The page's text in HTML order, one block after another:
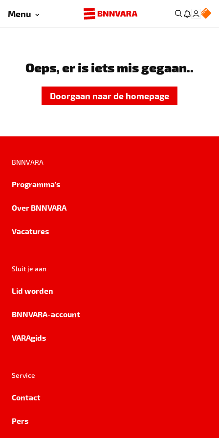
Menu
Oeps, er is iets mis gegaan..
Doorgaan naar de homepage
BNNVARA
Programma's
Over BNNVARA
Vacatures
Sluit je aan
Lid worden
BNNVARA-account
VARAgids
Service
Contact
Pers